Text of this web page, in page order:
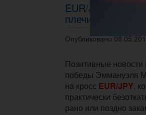
EUR/JPY. ТФ
плечи"
Опубликовано
Позитивные
победы Эммануэля
на кросс EUR/JPY,
практически
рано или поздно